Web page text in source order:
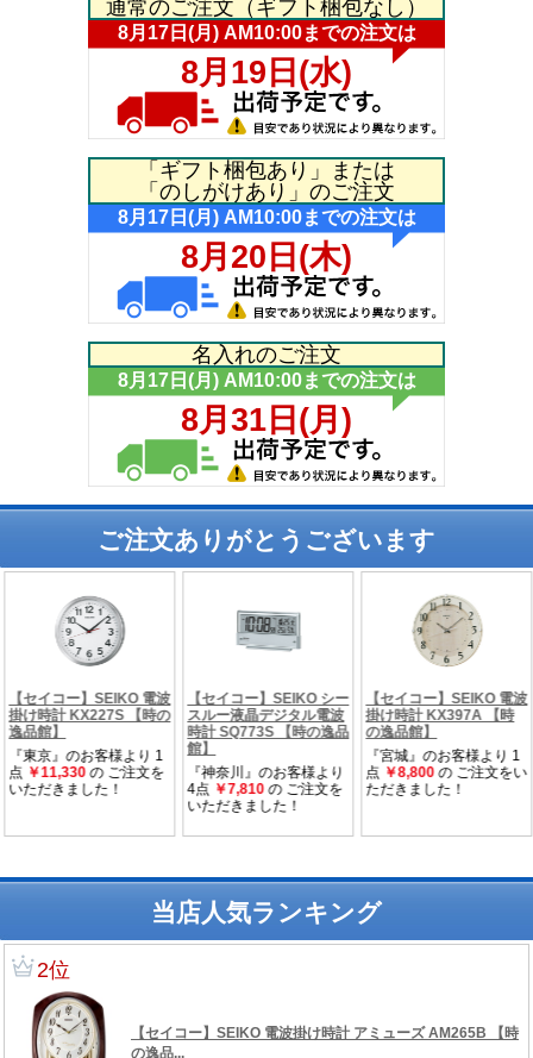
通常のご注文（ギフト梱包なし）
「ギフト梱包あり」または
「のしがけあり」のご注文
名入れのご注文
ご注文ありがとうございます
当店人気ランキング